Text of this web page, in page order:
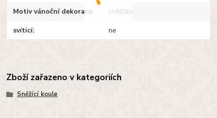
Motiv vánoční dekorace sněžítko
svíticí ne
Zboží zařazeno v kategoriích
Sněžící koule